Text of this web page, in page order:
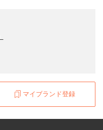
マイブランド登録